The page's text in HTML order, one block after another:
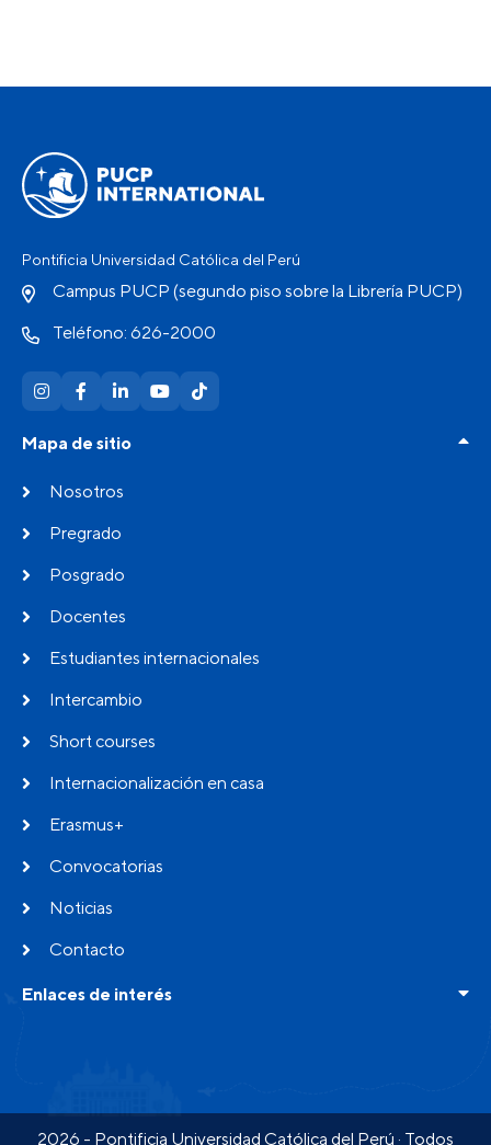
Pontificia Universidad Católica del Perú
Campus PUCP (segundo piso sobre la Librería PUCP)
Teléfono: 626-2000
Mapa de sitio
Nosotros
Pregrado
Posgrado
Docentes
Estudiantes internacionales
Intercambio
Short courses
Internacionalización en casa
Erasmus+
Convocatorias
Noticias
Contacto
Enlaces de interés
2026 - Pontificia Universidad Católica del Perú · Todos